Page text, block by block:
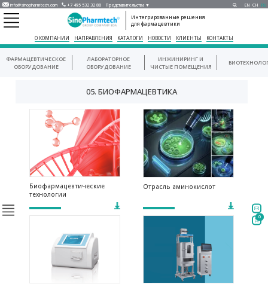
info@sinopharmtech.com +7 495 532 32 88 Представительства ▼ EN CH RU
Интегрированные решения
для фармацевтики
О КОМПАНИИ НАПРАВЛЕНИЯ КАТАЛОГИ НОВОСТИ КЛИЕНТЫ КОНТАКТЫ
ФАРМАЦЕВТИЧЕСКОЕ
ОБОРУДОВАНИЕ
ЛАБОРАТОРНОЕ
ОБОРУДОВАНИЕ
ИНЖИНИРИНГ И
ЧИСТЫЕ ПОМЕЩЕНИЯ
05. БИОФАРМАЦЕВТИКА
Биофармацевтические
технологии
Отрасль аминокислот
0